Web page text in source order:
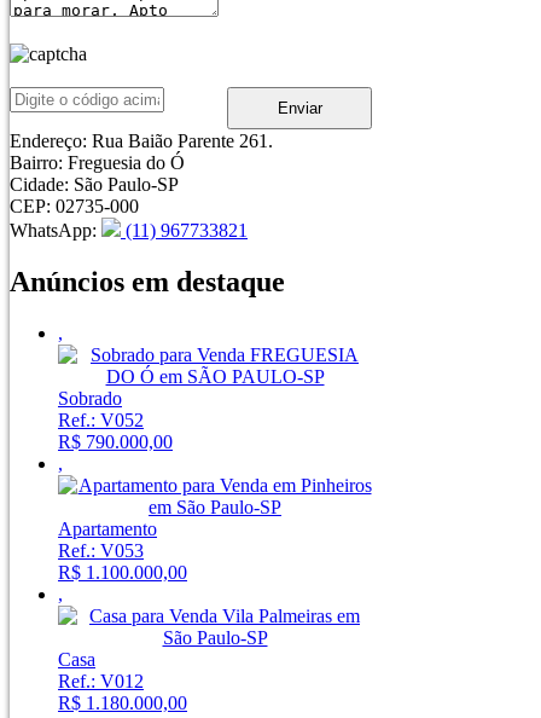
Enviar
Endereço: Rua Baião Parente 261.
Bairro: Freguesia do Ó
Cidade: São Paulo-SP
CEP: 02735-000
WhatsApp: (11) 967733821
Anúncios em destaque
,
Sobrado
Ref.: V052
R$ 790.000,00
,
Apartamento
Ref.: V053
R$ 1.100.000,00
,
Casa
Ref.: V012
R$ 1.180.000,00